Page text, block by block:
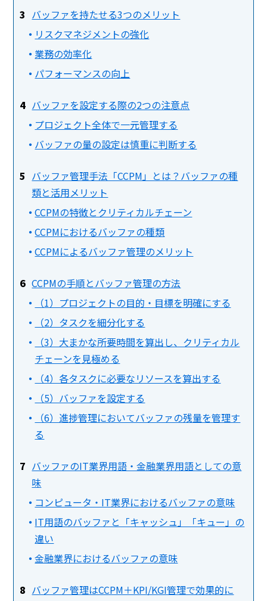
バッファを持たせる3つのメリット
リスクマネジメントの強化
業務の効率化
パフォーマンスの向上
バッファを設定する際の2つの注意点
プロジェクト全体で一元管理する
バッファの量の設定は慎重に判断する
バッファ管理手法「CCPM」とは？バッファの種
類と活用メリット
CCPMの特徴とクリティカルチェーン
CCPMにおけるバッファの種類
CCPMによるバッファ管理のメリット
CCPMの手順とバッファ管理の方法
（1）プロジェクトの目的・目標を明確にする
（2）タスクを細分化する
（3）大まかな所要時間を算出し、クリティカル
チェーンを見極める
（4）各タスクに必要なリソースを算出する
（5）バッファを設定する
（6）進捗管理においてバッファの残量を管理す
る
バッファのIT業界用語・金融業界用語としての意
味
コンピュータ・IT業界におけるバッファの意味
IT用語のバッファと「キャッシュ」「キュー」の
違い
金融業界におけるバッファの意味
バッファ管理はCCPM＋KPI/KGI管理で効果的に